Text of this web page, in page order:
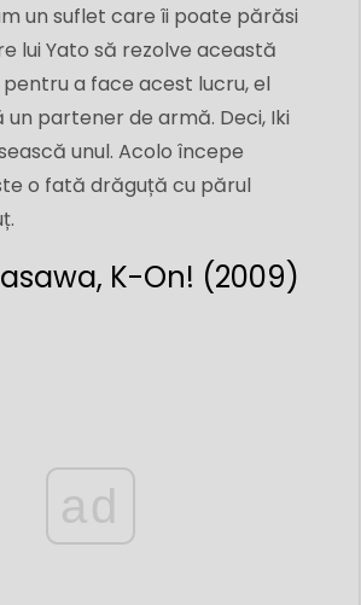
un suflet care îi poate părăsi
lui Yato să rezolve această
a face acest lucru, el
un partener de armă. Deci, Iki
unul. Acolo începe
o fată drăguță cu părul
K-On! (2009)
ad